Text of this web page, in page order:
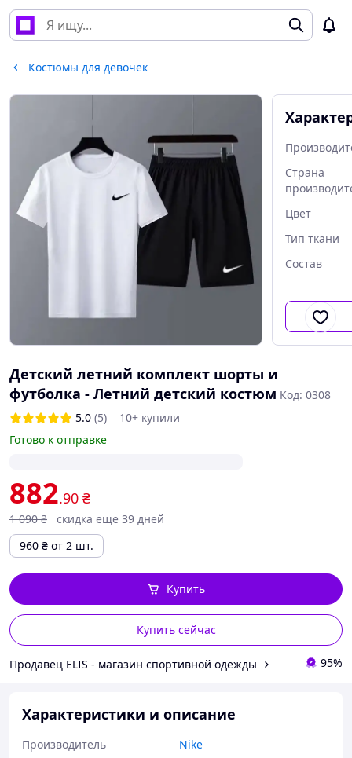
Костюмы для девочек
Страна
Цвет
Тип ткани
Состав
Детский летний комплект шорты и
футболка - Летний детский костюм Код: 0308
5.0 (5)
10+ купили
Готово к отправке
882.90 ₴
1 090 ₴
скидка еще 39 дней
960 ₴ от 2 шт.
Купить сейчас
Купить
Продавец ELIS - магазин спортивной одежды 95%
Характеристики и описание
Производитель
Nike